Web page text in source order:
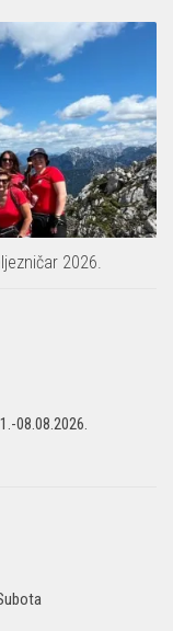
2026.
08.08.2026.